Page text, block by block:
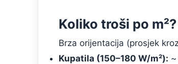
Koliko troši po m²?
Brza orijentacija (prosjek
Kupatila (150–180 W/m²): ~